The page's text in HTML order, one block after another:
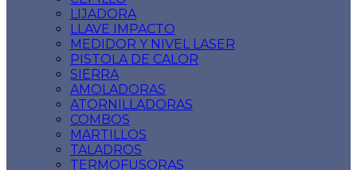
LIJADORA
LLAVE IMPACTO
MEDIDOR Y NIVEL LASER
PISTOLA DE CALOR
SIERRA
AMOLADORAS
ATORNILLADORAS
COMBOS
MARTILLOS
TALADROS
TERMOFUSORAS